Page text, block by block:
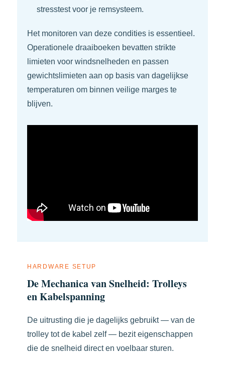
stresstest voor je remsysteem.
Het monitoren van deze condities is essentieel.
Operationele draaiboeken bevatten strikte
limieten voor windsnelheden en passen
gewichtslimieten aan op basis van dagelijkse
temperaturen om binnen veilige marges te
blijven.
HARDWARE SETUP
De Mechanica van Snelheid: Trolleys
en Kabelspanning
De uitrusting die je dagelijks gebruikt — van de
trolley tot de kabel zelf — bezit eigenschappen
die de snelheid direct en voelbaar sturen.